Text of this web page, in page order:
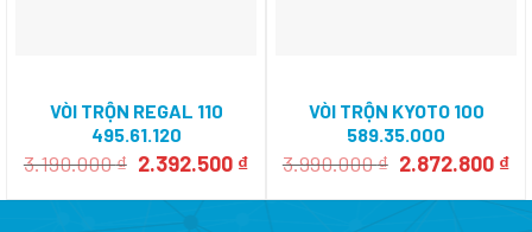
VÒI TRỘN REGAL 110
495.61.120
3.190.000₫ Giá
là:
2.392.500 ₫Giá
tại
VÒI TRỘN KYOTO 100
589.35.000
3.990.000₫ Giá
là:
2.872.800 ₫
tại